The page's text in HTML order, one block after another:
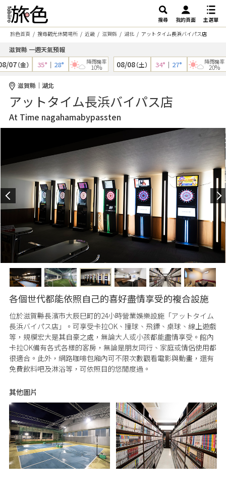
搜尋 我的頁面
主選單
旅色首頁
搜尋觀光休閒場所 近畿 滋賀縣 湖北 アットタイム長浜バイパス店
滋賀縣 一週天氣預報
（金） 35°｜28° 降雨機率
10% 08/08（土） 34°｜27° 降雨機率
20%
滋賀縣｜湖北
アットタイム長浜バイパス店
At Time nagahamabypassten
各個世代都能依照自己的喜好盡情享受的複合設施
位於滋賀縣長濱市大辰巳町的24小時營業娛樂設施「アットタイム
長浜バイパス店」。可享受卡拉OK、撞球、飛鏢、桌球、線上遊戲
等，規模宏大是其自豪之處，無論大人或小孩都能盡情享受。館內
卡拉OK備有各式各樣的客房，無論是朋友同行、家庭或情侶使用都
很適合。此外，網路咖啡包廂內可不限次數觀看電影與動畫，還有
免費飲料吧及淋浴等，可依照目的悠閒度過。
其他圖片